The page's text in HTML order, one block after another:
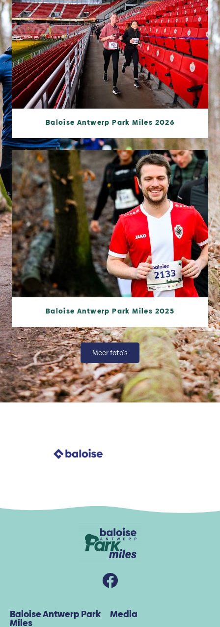
Baloise Antwerp Park Miles 2026
Baloise Antwerp Park Miles 2025
Meer foto's
Baloise Antwerp Park
Miles
Media